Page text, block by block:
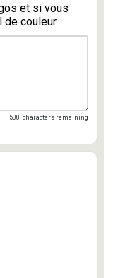
et si vous
de couleur
500 characters remaining